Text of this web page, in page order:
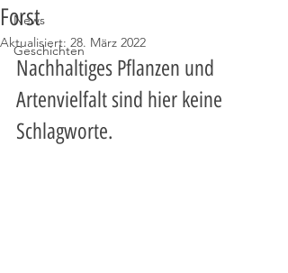
News
Geschichten
Forst
Aktualisiert: 28. März 2022
Nachhaltiges Pflanzen und
Artenvielfalt sind hier keine
Schlagworte.